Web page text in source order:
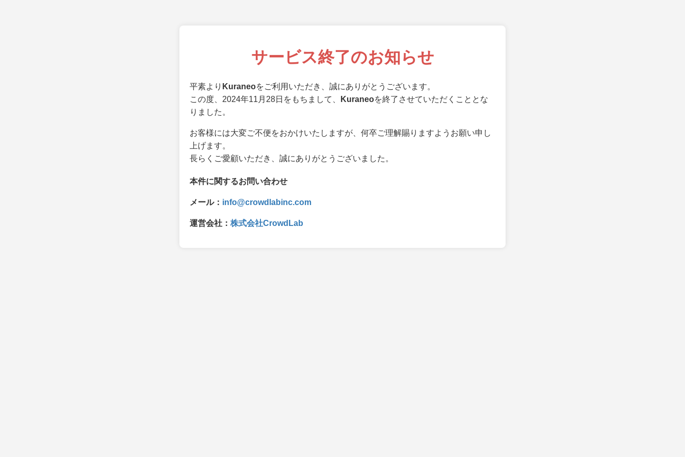
サービス終了のお知らせ
平素より Kuraneoをご利用いただき、誠にありがとうございます。
この度、2024年11月28日をもちまして、
Kuraneoを終了させていただくこととな
りました。
お客様には大変ご不便をおかけいたしますが、何卒ご理解賜りますようお願い申し
上げます。
長らくご愛顧いただき、誠にありがとうございました。
本件に関するお問い合わせ
メール： info@crowdlabinc.com
運営会社： 株式会社CrowdLab